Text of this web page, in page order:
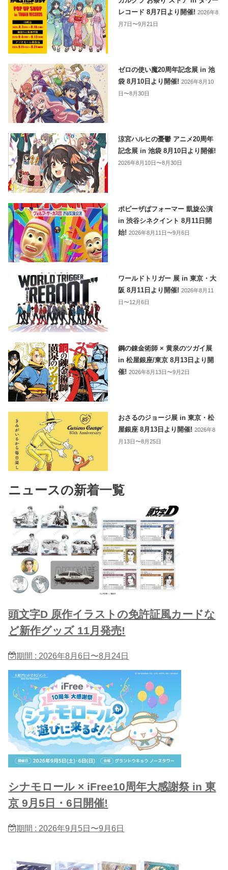
レコード 8月7日より開催!2026年8
月7日〜9月21日
ゼロの使い魔20周年記念展 in 池
袋 8月10日より開催!2026年8月10
日〜8月30日
涼宮ハルヒの憂鬱 アニメ20周年
記念展 in 池袋 8月10日より開催!
2026年8月10日〜8月30日
ポピーザぱフォーマー 凱旋公演
in 渋谷シネクイント 8月11日開
始!2026年8月11日〜9月6日
ワールドトリガー 展 in 東京・大
阪 8月11日より開催!2026年8月11
日〜12月6日
鋼の錬金術師 × 黄泉のツガイ展
in 松屋銀座/東京 8月13日より開
催!2026年8月13日〜9月2日
おさるのジョージ展 in 東京・松
屋銀座 8月13日より開催!2026年8
月13日〜8月25日
ニュースの新着一覧
頭文字D 原作イラストの免許証風カードな
ど新作グッズ 11月発売!
期間 : 2026年8月6日〜8月24日
シナモロール × iFree10周年大感謝祭 in 東
京 9月5日・6日開催!
期間 : 2026年9月5日〜9月6日